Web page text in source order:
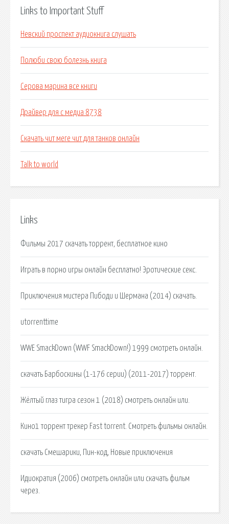
Links to Important Stuff
Невский проспект аудиокнига слушать
Полюби свою болезнь книга
Серова марина все книги
Драйвер для с медиа 8738
Скачать чит меге чит для танков онлайн
Talk to world
Links
Фильмы 2017 скачать торрент, бесплатное кино
Играть в порно игры онлайн бесплатно! Эротические секс.
Приключения мистера Пибоди и Шермана (2014) скачать.
utorrenttime
WWE SmackDown (WWF SmackDown!) 1999 смотреть онлайн.
скачать Барбоскины (1-176 серии) (2011-2017) торрент.
Жёлтый глаз тигра сезон 1 (2018) смотреть онлайн или.
Кино1 торрент трекер Fast torrent. Смотреть фильмы онлайн.
скачать Смешарики, Пин-код, Новые приключения
Идиократия (2006) смотреть онлайн или скачать фильм
через.